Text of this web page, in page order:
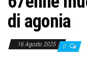
di agonia
16 Agosto 2025 0